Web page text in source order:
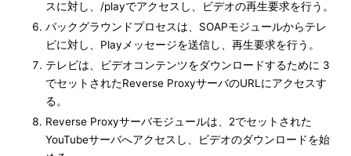
スに対し、/playでアクセスし、ビデオの再生要求を行う。
バックグラウンドプロセスは、SOAPモジュールからテレ
ビに対し、Playメッセージを送信し、再生要求を行う。
テレビは、ビデオコンテンツをダウンロードするために 3
でセットされたReverse ProxyサーバのURLにアクセスす
る。
Reverse Proxyサーバモジュールは、2でセットされた
YouTubeサーバへアクセスし、ビデオのダウンロードを始